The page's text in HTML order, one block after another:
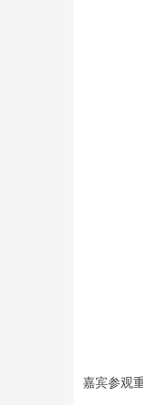
嘉宾参观